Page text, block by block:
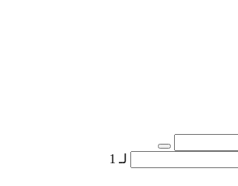
لـ 1